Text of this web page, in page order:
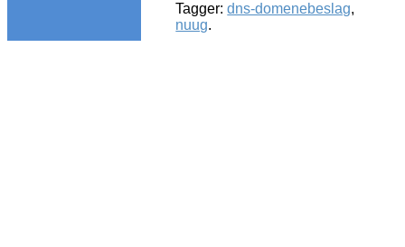
Tagger:dns-domenebeslag,
nuug.